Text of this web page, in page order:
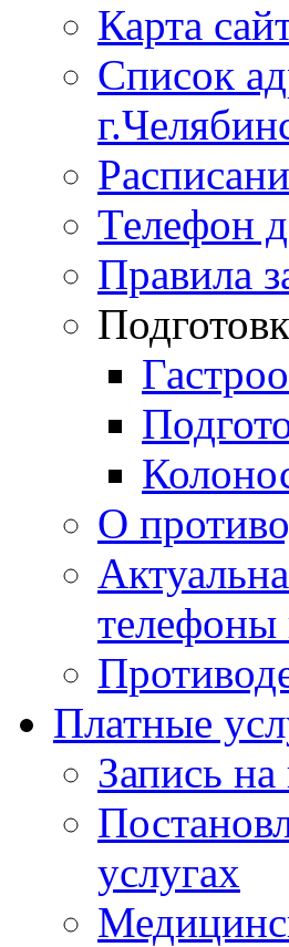
Карта
Список
Телефон
Правила
О
телефоны
Платные
Запись
услугах